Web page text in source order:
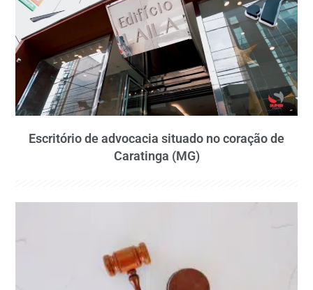
Escritório de advocacia situado no coração de
Caratinga (MG)